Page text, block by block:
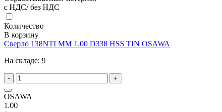
с НДС/ без НДС
Количество
В корзину
Сверло 138NTI MM 1.00 D338 HSS TIN OSAWA
На складе: 9
- +
OSAWA
1.00